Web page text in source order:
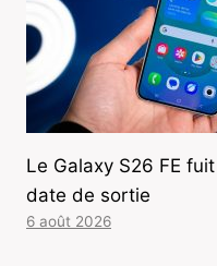
Le Galaxy S26 FE
date de sortie
6 août 2026